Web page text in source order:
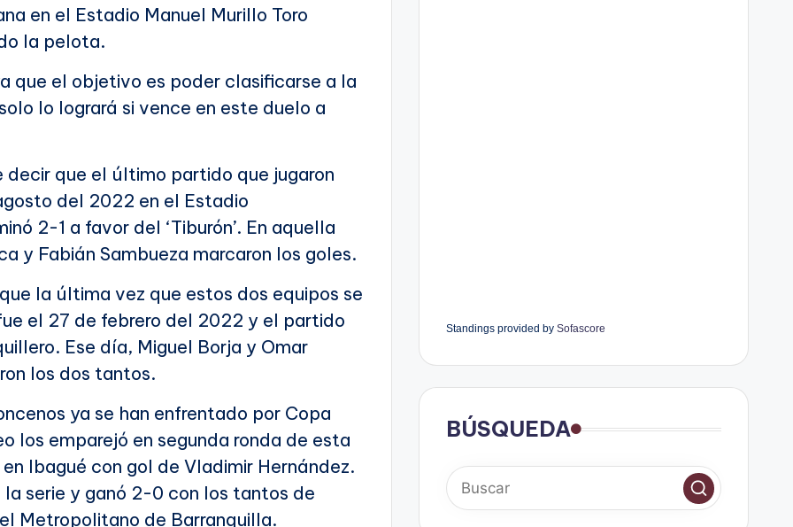
en el Estadio Manuel Murillo Toro
la pelota.
que el objetivo es poder clasificarse a la
lo logrará si vence en este duelo a
que el último partido que jugaron
del 2022 en el Estadio
2-1 a favor del ‘Tiburón’. En aquella
y Fabián Sambueza marcaron los goles.
la última vez que estos dos equipos se
el 27 de febrero del 2022 y el partido
Ese día, Miguel Borja y Omar
los dos tantos.
ya se han enfrentado por Copa
los emparejó en segunda ronda de esta
Ibagué con gol de Vladimir Hernández.
serie y ganó 2-0 con los tantos de
Metropolitano de Barranquilla.
Standings provided by Sofascore
BÚSQUEDA